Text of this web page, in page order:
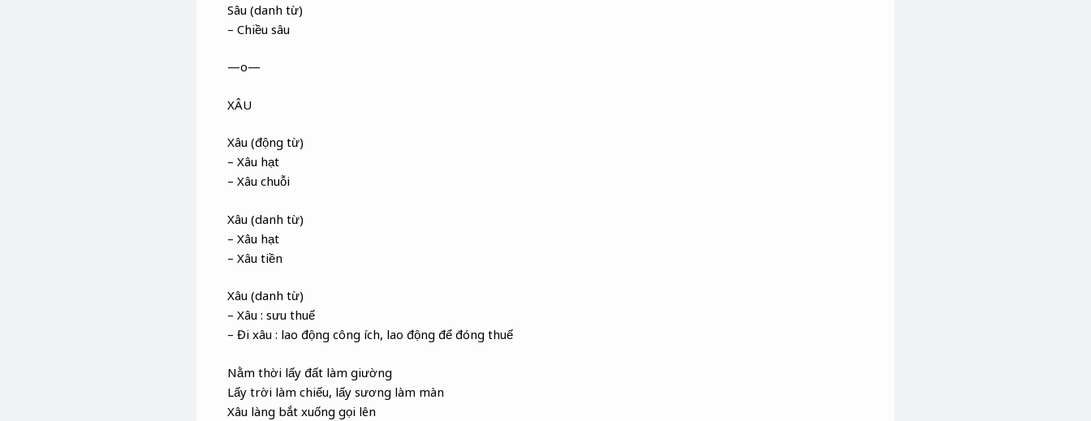
Sâu (danh từ)
– Chiều sâu
—o—
XÂU
Xâu (động từ)
– Xâu hạt
– Xâu chuỗi
Xâu (danh từ)
– Xâu hạt
– Xâu tiền
Xâu (danh từ)
– Xâu : sưu thuế
– Đi xâu : lao động công ích, lao động để đóng thuế
Nằm thời lấy đất làm giường
Lấy trời làm chiếu, lấy sương làm màn
Xâu làng bắt xuống gọi lên